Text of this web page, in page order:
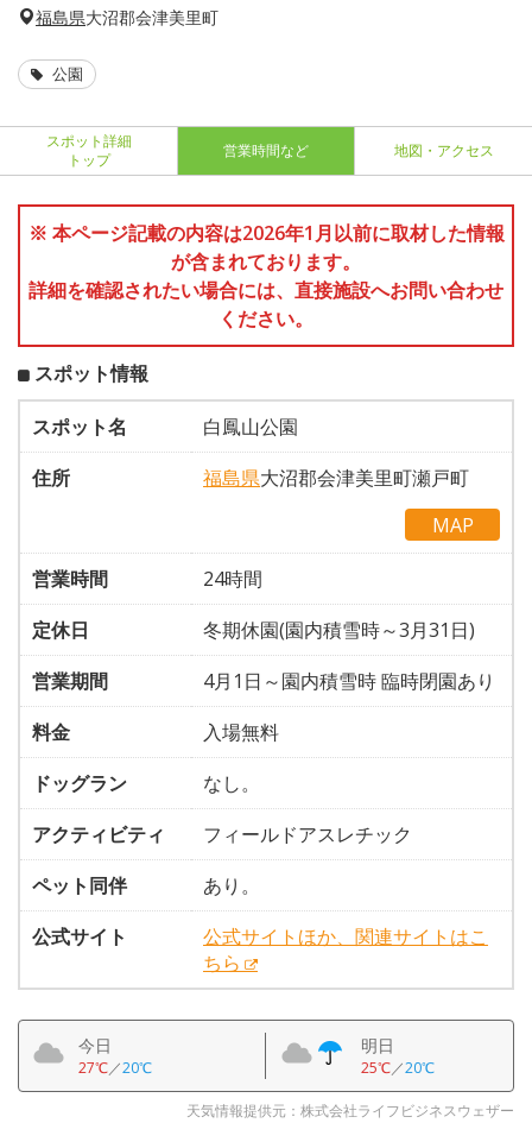
福島県大沼郡会津美里町
公園
スポット詳細
トップ
営業時間など 地図・アクセス
※ 本ページ記載の内容は2026年1月以前に取材した情報
が含まれております。
詳細を確認されたい場合には、直接施設へお問い合わせ
ください。
スポット情報
スポット名
白鳳山公園
住所
福島県大沼郡会津美里町瀬戸町
MAP
営業時間
24時間
定休日
冬期休園(園内積雪時～3月31日)
営業期間
4月1日～園内積雪時 臨時閉園あり
料金
入場無料
ドッグラン
なし。
アクティビティ
フィールドアスレチック
ペット同伴
あり。
公式サイト
公式サイトほか、関連サイトはこ
ちら
今日
27℃／20℃
明日
25℃／20℃
天気情報提供元：株式会社ライフビジネスウェザー